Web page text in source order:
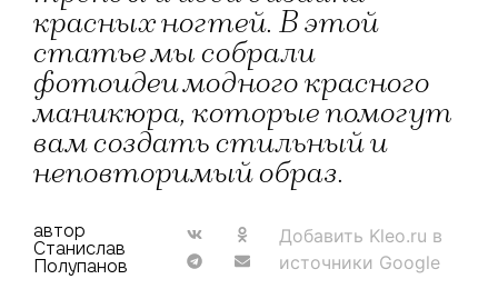
красных ногтей. В этой
статье мы собрали
фотоидеи модного красного
маникюра, которые помогут
вам создать стильный и
неповторимый образ.
автор
Станислав
Полупанов
Добавить Kleo.ru в
источники Google